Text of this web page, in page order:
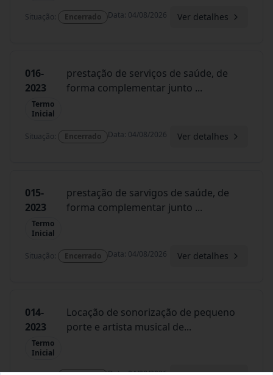
Situação: Encerrado Data: 04/08/2026 Ver detalhes
016-
2023
Termo
Inicial
prestação de serviços de saúde, de
forma complementar junto ...
Situação: Encerrado Data: 04/08/2026 Ver detalhes
015-
2023
Termo
Inicial
prestação de sarvigos de saúde, de
forma complementar junto ...
Situação: Encerrado Data: 04/08/2026 Ver detalhes
014-
2023
Termo
Inicial
Locação de sonorização de pequeno
porte e artista musical de...